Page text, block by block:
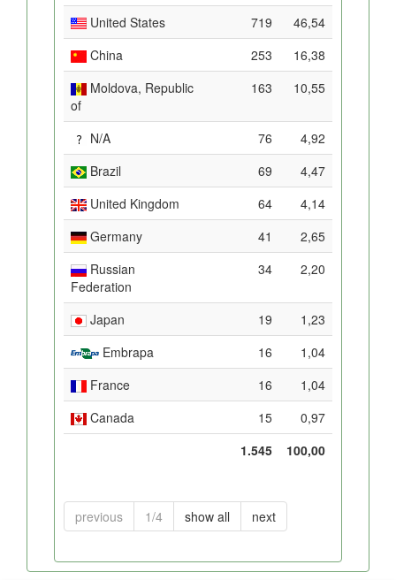
United States
719
46,54
China
253
16,38
Moldova, Republic
of
163 10,55
N/A 76
4,92
Brazil
69
4,47
United Kingdom
64
4,14
Germany
41
2,65
Russian
Federation
34 2,20
Japan 19
1,23
Embrapa
16
1,04
France
16
1,04
Canada
15
0,97
1.545
100,00
previous 1/4 show all next